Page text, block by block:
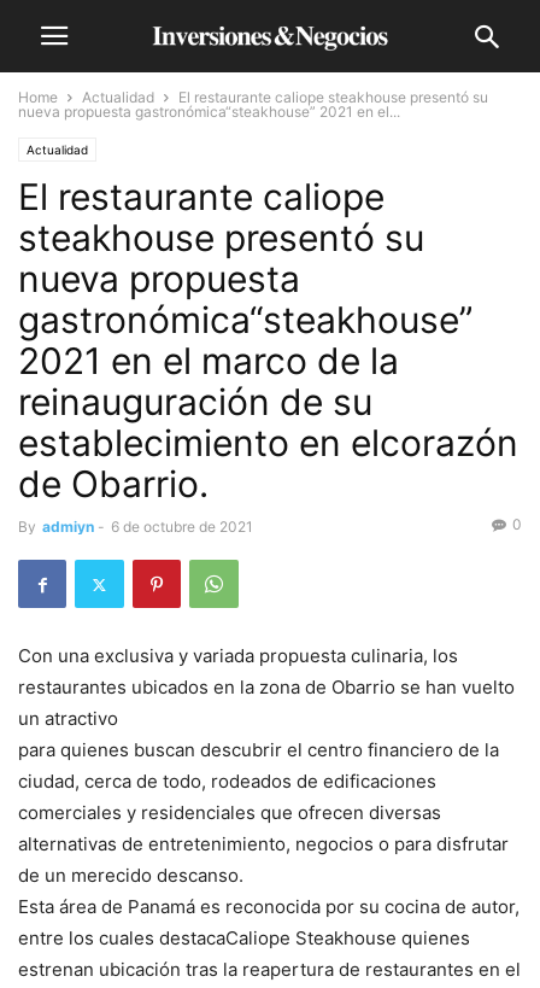
Home Actualidad
El restaurante caliope steakhouse presentó su
nueva propuesta gastronómica“steakhouse” 2021 en el...
Actualidad
El restaurante caliope
steakhouse presentó su
nueva propuesta
gastronómica“steakhouse”
2021 en el marco de la
reinauguración de su
establecimiento en elcorazón
de Obarrio.
By admiyn - 6 de octubre de 2021 0
Con una exclusiva y variada propuesta culinaria, los
restaurantes ubicados en la zona de Obarrio se han vuelto
un atractivo
para quienes buscan descubrir el centro financiero de la
ciudad, cerca de todo, rodeados de edificaciones
comerciales y residenciales que ofrecen diversas
alternativas de entretenimiento, negocios o para disfrutar
de un merecido descanso.
Esta área de Panamá es reconocida por su cocina de autor,
entre los cuales destacaCaliope Steakhouse quienes
estrenan ubicación tras la reapertura de restaurantes en el